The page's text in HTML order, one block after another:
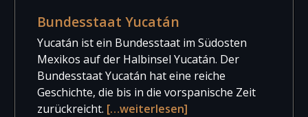
Bundesstaat Yucatán
Yucatán ist ein Bundesstaat im Südosten
Mexikos auf der Halbinsel Yucatán. Der
Bundesstaat Yucatán hat eine reiche
Geschichte, die bis in die vorspanische Zeit
zurückreicht. […weiterlesen]